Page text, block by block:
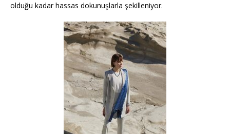
olduğu kadar hassas dokunuşlarla şekilleniyor.